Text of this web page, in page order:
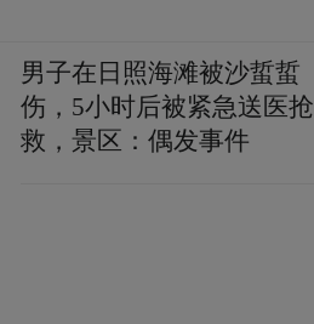
男子在日照海滩被沙蜇蜇
伤，5小时后被紧急送医抢
救，景区：偶发事件